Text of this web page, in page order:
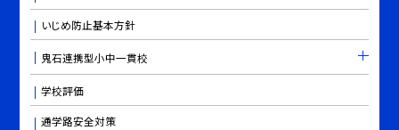
いじめ防止基本方針
鬼石連携型小中一貫校
学校評価
通学路安全対策